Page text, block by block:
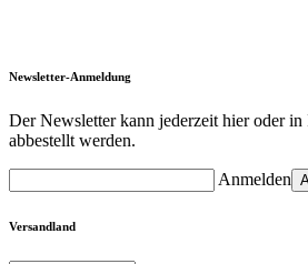
Newsletter-Anmeldung
Der Newsletter kann jederzeit hier oder
abbestellt werden.
Anmelden
Versandland